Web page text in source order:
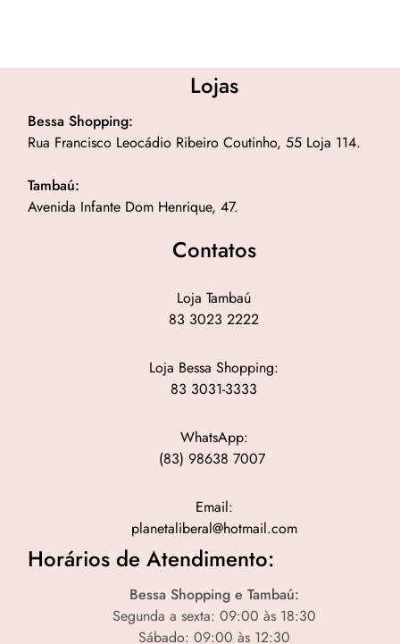
Lojas
Bessa Shopping:
Rua Francisco Leocádio Ribeiro Coutinho, 55 Loja 114.
Tambaú:
Avenida Infante Dom Henrique, 47.
Contatos
Loja Tambaú
83 3023 2222
Loja Bessa Shopping:
83 3031-3333
WhatsApp:
(83) 98638 7007
Email:
planetaliberal@hotmail.com
Horários de Atendimento:
Bessa Shopping e Tambaú:
Segunda a sexta: 09:00 às 18:30
Sábado: 09:00 às 12:30